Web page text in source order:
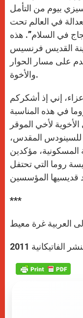
بيوم من التأمل
في العالم تحت
في السلام”. هذه
القديس فرنسيس
على مسار الحوار
والأخوة.
إني إذ أشكركم
في هذه المناسبة
الأخوية لأخي الموقر
للسينودس المقدس،
المسكونية، مؤكدين
روما التي تحتفل
***
2011